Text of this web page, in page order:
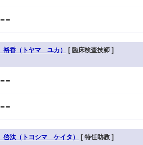
香（トヤマ ユカ） [ 臨床検査技師 ]
汰（トヨシマ ケイタ） [ 特任助教 ]